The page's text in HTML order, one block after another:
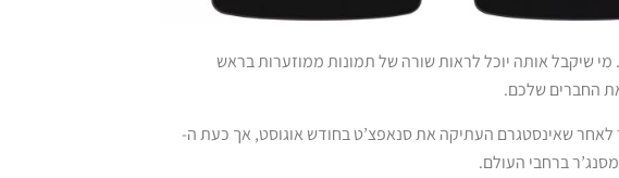
שיקבל אותה יוכל לראות שורה של תמונות ממוזערות בראש
החברים שלכם.
לאחר שאינסטגרם העתיקה את סנאפצ’ט בחודש אוגוסט, אך כעת ה-